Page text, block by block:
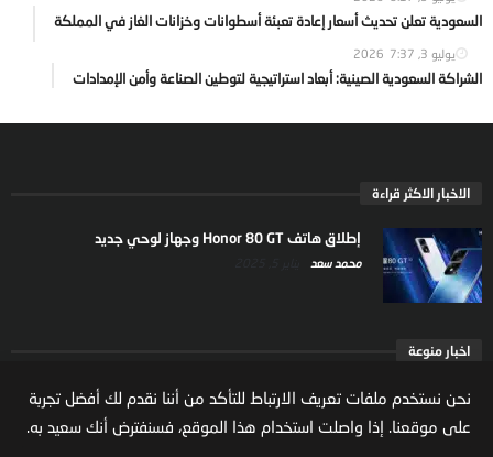
السعودية تعلن تحديث أسعار إعادة تعبئة أسطوانات وخزانات الغاز في المملكة
يوليو 3, 2026 7:37
الشراكة السعودية الصينية: أبعاد استراتيجية لتوطين الصناعة وأمن الإمدادات
الاخبار الاكثر قراءة
إطلاق هاتف Honor 80 GT وجهاز لوحي جديد
محمد سعد
اخبار منوعة
ارتفاع ملكية المستثمرين الاجانب في السوق السعودية
يعكس تنامي الثقة بالاقتصاد السعودي
مال واعمال
نحن نستخدم ملفات تعريف الارتباط للتأكد من أننا نقدم لك أفضل تجربة
على موقعنا. إذا واصلت استخدام هذا الموقع، فسنفترض أنك سعيد به.